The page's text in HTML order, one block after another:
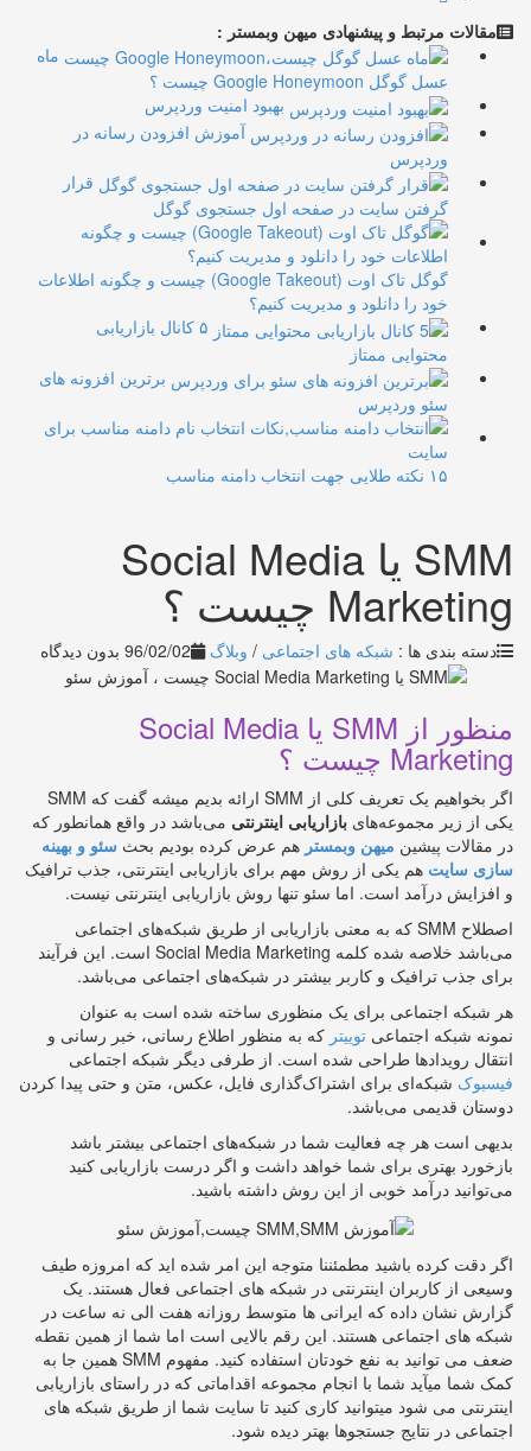
مقالات مرتبط و پیشنهادی میهن وبمستر :
ماه
عسل گوگل Google Honeymoon چیست ؟
بهبود امنیت وردپرس
آموزش افزودن رسانه در
وردپرس
قرار
گرفتن سایت در صفحه اول جستجوی گوگل
گوگل تاک اوت (Google Takeout) چیست و چگونه اطلاعات
خود را دانلود و مدیریت کنیم؟
۵ کانال بازاریابی
محتوایی ممتاز
برترین افزونه های
سئو وردپرس
۱۵ نکته طلایی جهت انتخاب دامنه مناسب
SMM یا Social Media
Marketing چیست ؟
دسته بندی ها : شبکه های اجتماعی / وبلاگ 96/02/02 بدون دیدگاه
منظور از SMM یا Social Media
Marketing چیست ؟
اگر بخواهیم یک تعریف کلی از SMM ارائه بدیم میشه گفت که SMM
یکی از زیر مجموعه‌های بازاریابی اینترنتی می‌باشد در واقع همانطور که
در مقالات پیشین میهن وبمستر هم عرض کرده بودیم بحث سئو و بهینه
سازی سایت هم یکی از روش مهم برای بازاریابی اینترنتی، جذب ترافیک
و افزایش درآمد است. اما سئو تنها روش بازاریابی اینترنتی نیست.
اصطلاح SMM که به معنی بازاریابی از طریق شبکه‌های اجتماعی
می‌باشد خلاصه شده کلمه Social Media Marketing است. این فرآیند
برای جذب ترافیک و کاربر بیشتر در شبکه‌های اجتماعی می‌باشد.
هر شبکه اجتماعی برای یک منظوری ساخته شده است به عنوان
نمونه شبکه اجتماعی توییتر که به منظور اطلاع رسانی، خبر رسانی و
انتقال رویدادها طراحی شده است. از طرفی دیگر شبکه اجتماعی
فیسبوک شبکه‌ای برای اشتراک‌گذاری فایل، عکس، متن و حتی پیدا کردن
دوستان قدیمی می‌باشد.
بدیهی است هر چه فعالیت شما در شبکه‌های اجتماعی بیشتر باشد
بازخورد بهتری برای شما خواهد داشت و اگر درست بازاریابی کنید
می‌توانید درآمد خوبی از این روش داشته باشید.
اگر دقت کرده باشید مطمئننا متوجه این امر شده اید که امروزه طیف
وسیعی از کاربران اینترنتی در شبکه های اجتماعی فعال هستند. یک
گزارش نشان داده که ایرانی ها متوسط روزانه هفت الی نه ساعت در
شبکه های اجتماعی هستند. این رقم بالایی است اما شما از همین نقطه
ضعف می توانید به نفع خودتان استفاده کنید. مفهوم SMM همین جا به
کمک شما میآید شما با انجام مجموعه اقداماتی که در راستای بازاریابی
اینترنتی می شود میتوانید کاری کنید تا سایت شما از طریق شبکه های
اجتماعی در نتایج جستجوها بهتر دیده شود.